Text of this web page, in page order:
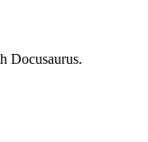
Docusaurus.